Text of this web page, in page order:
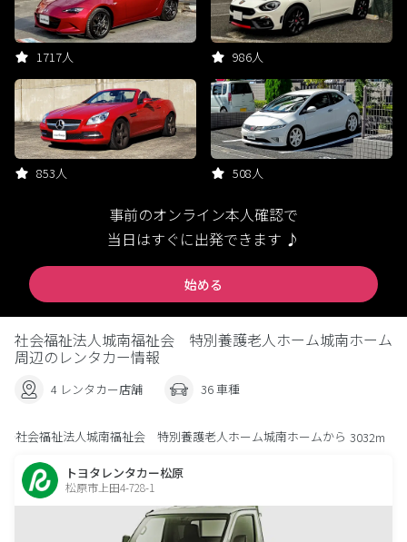
1717人 986人
853人 508人
事前のオンライン本人確認で
当日はすぐに出発できます ♪
始める
社会福祉法人城南福祉会 特別養護老人ホーム城南ホーム
周辺のレンタカー情報
4 レンタカー店舗 36 車種
社会福祉法人城南福祉会 特別養護老人ホーム城南ホームから 3032m
トヨタレンタカー松原
松原市上田4-728-1